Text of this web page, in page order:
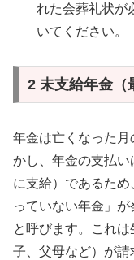
れた会葬礼状が
いてください。
2 未支給年金（
年金は亡くなった
かし、年金の支払い
に支給）であるた
っていない年金」が
と呼びます。これは
子、父母など）が